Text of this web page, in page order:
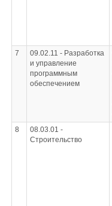
7
09.02.11 - Разработка
и управление
программным
обеспечением
8
08.03.01 -
Строительство